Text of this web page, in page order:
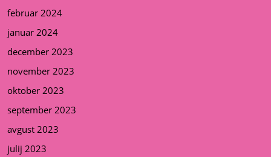
februar 2024
januar 2024
december 2023
november 2023
oktober 2023
september 2023
avgust 2023
julij 2023